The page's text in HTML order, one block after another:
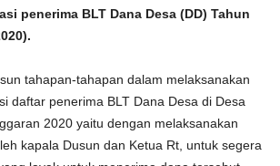
penerima BLT Dana Desa (DD) Tahun
tahapan-tahapan dalam melaksanakan
daftar penerima BLT Dana Desa di Desa
2020 yaitu dengan melaksanakan
kapala Dusun dan Ketua Rt, untuk segera